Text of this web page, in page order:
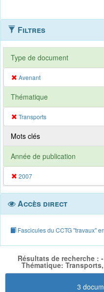
Filtres
Type de document
Avenant
Thématique
Transports
Mots clés
Année de publication
2007
Accès direct
Fascicules du CCTG "travaux"
Résultats de recherche :
Thématique:
3